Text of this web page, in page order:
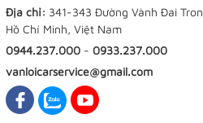
Địa chỉ: 341-343 Đường Vành Đai
Hồ Chí Minh, Việt Nam
0944.237.000 - 0933.237.000
vanloicarservice@gmail.com